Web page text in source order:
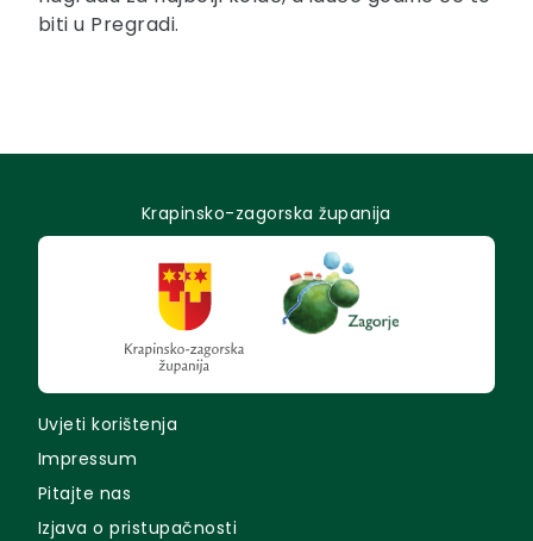
biti u Pregradi.
Krapinsko-zagorska županija
Uvjeti korištenja
Impressum
Pitajte nas
Izjava o pristupačnosti